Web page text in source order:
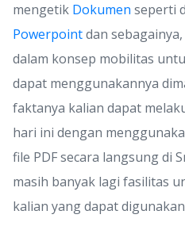
mengetik Dokumen seperti
Powerpointdan
dalam konsep mobilitas
dapat menggunakannya
faktanya kalian dapat
hari ini dengan
file PDF secara langsung di
masih banyak lagi fasilitas
kalian yang dapat